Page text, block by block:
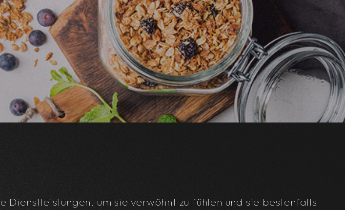
um sie verwöhnt zu fühlen und sie bestenfalls